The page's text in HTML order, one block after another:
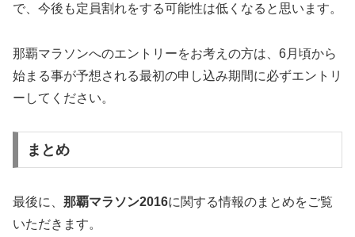
で、今後も定員割れをする可能性は低くなると思います。
那覇マラソンへのエントリーをお考えの方は、6月頃から
始まる事が予想される最初の申し込み期間に必ずエントリ
ーしてください。
まとめ
最後に、 那覇マラソン2016に関する情報のまとめをご覧
いただきます。